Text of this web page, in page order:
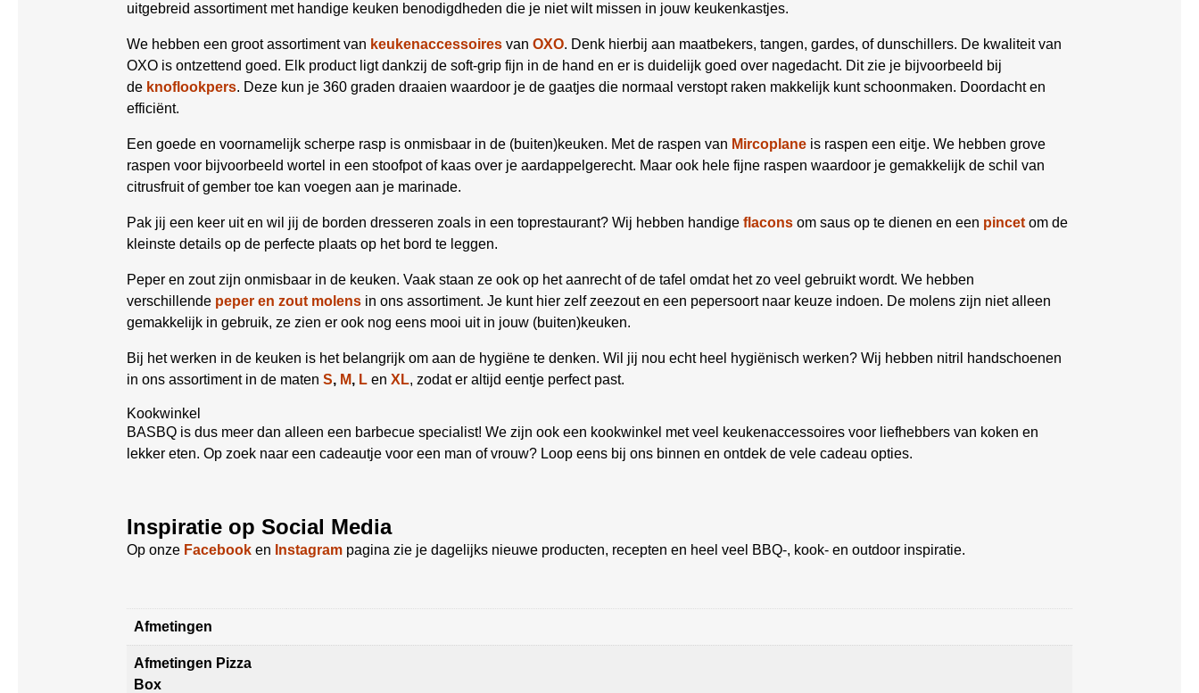
uitgebreid assortiment met handige keuken benodigdheden die je niet wilt missen in jouw keukenkastjes.
We hebben een groot assortiment van keukenaccessoires van OXO. Denk hierbij aan maatbekers, tangen, gardes, of dunschillers. De kwaliteit van
OXO is ontzettend goed. Elk product ligt dankzij de soft-grip fijn in de hand en er is duidelijk goed over nagedacht. Dit zie je bijvoorbeeld bij
de knoflookpers. Deze kun je 360 graden draaien waardoor je de gaatjes die normaal verstopt raken makkelijk kunt schoonmaken. Doordacht en
efficiënt.
Een goede en voornamelijk scherpe rasp is onmisbaar in de (buiten)keuken. Met de raspen van Mircoplane is raspen een eitje. We hebben grove
raspen voor bijvoorbeeld wortel in een stoofpot of kaas over je aardappelgerecht. Maar ook hele fijne raspen waardoor je gemakkelijk de schil van
citrusfruit of gember toe kan voegen aan je marinade.
Pak jij een keer uit en wil jij de borden dresseren zoals in een toprestaurant? Wij hebben handige flacons om saus op te dienen en een pincet om de
kleinste details op de perfecte plaats op het bord te leggen.
Peper en zout zijn onmisbaar in de keuken. Vaak staan ze ook op het aanrecht of de tafel omdat het zo veel gebruikt wordt. We hebben
verschillende peper en zout molens in ons assortiment. Je kunt hier zelf zeezout en een pepersoort naar keuze indoen. De molens zijn niet alleen
gemakkelijk in gebruik, ze zien er ook nog eens mooi uit in jouw (buiten)keuken.
Bij het werken in de keuken is het belangrijk om aan de hygiëne te denken. Wil jij nou echt heel hygiënisch werken? Wij hebben nitril handschoenen
in ons assortiment in de maten S, M, L en XL, zodat er altijd eentje perfect past.
Kookwinkel
BASBQ is dus meer dan alleen een barbecue specialist! We zijn ook een kookwinkel met veel keukenaccessoires voor liefhebbers van koken en
lekker eten. Op zoek naar een cadeautje voor een man of vrouw? Loop eens bij ons binnen en ontdek de vele cadeau opties.
Inspiratie op Social Media
Op onze Facebook en Instagram pagina zie je dagelijks nieuwe producten, recepten en heel veel BBQ-, kook- en outdoor inspiratie.
Afmetingen
Afmetingen Pizza
Box